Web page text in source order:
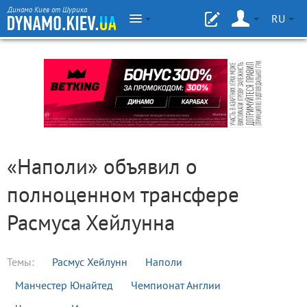
Динамо Киев от Шурика
RU
«Наполи» объявил о
полноценном трансфере
Расмуса Хейлунна
Темы: Расмус Хейлунн
Наполи
Манчестер Юнайтед
Чемпионат Англии